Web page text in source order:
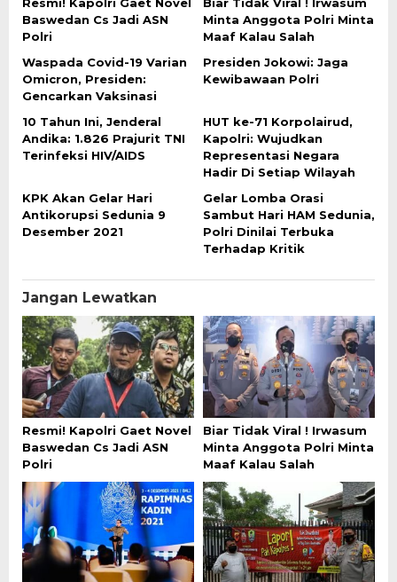
Baswedan Cs Jadi ASN
Polri
Minta Anggota Polri Minta
Maaf Kalau Salah
Waspada Covid-19 Varian
Omicron, Presiden:
Gencarkan Vaksinasi
Presiden Jokowi: Jaga
Kewibawaan Polri
10 Tahun Ini, Jenderal
Andika: 1.826 Prajurit TNI
Terinfeksi HIV/AIDS
HUT ke-71 Korpolairud,
Kapolri: Wujudkan
Representasi Negara
Hadir Di Setiap Wilayah
KPK Akan Gelar Hari
Antikorupsi Sedunia 9
Desember 2021
Gelar Lomba Orasi
Sambut Hari HAM Sedunia,
Polri Dinilai Terbuka
Terhadap Kritik
Jangan Lewatkan
Resmi! Kapolri Gaet Novel
Baswedan Cs Jadi ASN
Polri
Biar Tidak Viral ! Irwasum
Minta Anggota Polri Minta
Maaf Kalau Salah